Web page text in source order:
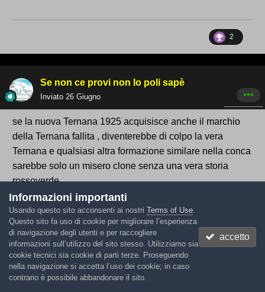
partita come si deve farebbe risparmiare tanti soldi
ai contribuenti per gli attuali costi di manutenzione
E c'è chi è contrario a questo progetto ,gente di terni
che pur di dar contro a bandecchi si volta dall' altra
parte a tutti quei benefici che porterebbe una
struttura del genere (questa sarebbe la vostra
famosa dignità unita al fatto che preferireste non
avere una ternana piuttosto che questa in serie d)
lasciano sta quello che sta facendo la regione ,una
cosa mai vista in Italia e parliamo del paese dei
balocchi dove tutto è possibile .
Fatela finita di usare questo termine in modo così
improprio poi per me potete fa pure come cazzo ve
pare e pensarla come potete .
2
Se non ce provi non lo poli sapè
Inviato 26 Giugno
se la nuova Ternana 1925 acquisisce anche il marchio
della Ternana fallita , diventerebbe di colpo la vera
Ternana e qualsiasi altra formazione similare nella conca
sarebbe solo un misero clone senza una vera storia
rossoverde.
gargallozzu
Inviato26 Giugno
Informazioni importanti
Usando questo sito acconsenti ai nostri Terms of Use.
Questo sito fa uso di cookie per migliorare l’esperienza
di navigazione degli utenti e per raccogliere
informazioni sull’utilizzo del sito stesso. Utilizziamo sia
cookie tecnici sia cookie di parti terze. Proseguendo
nella navigazione si accetta l’uso dei cookie; in caso
contrario è possibile abbandonare il sito.
accetto